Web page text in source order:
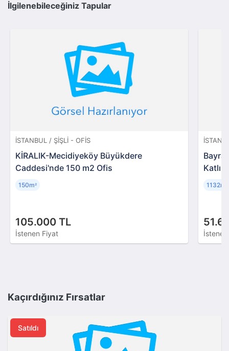
İlgilenebileceğiniz Tapular
İSTANBUL / ŞIŞLI - OFIS
KİRALIK-Mecidiyeköy Büyükdere
Caddesi'nde 150 m2 Ofis
105.000 TL
İstenen Fiyat
150m²
Katlı
1132m
Kaçırdığınız Fırsatlar
Satıldı